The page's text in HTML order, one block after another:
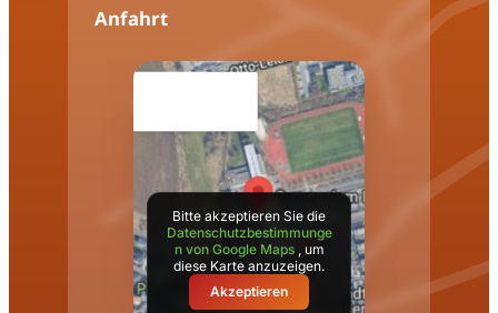
Anfahrt
Bitte akzeptieren Sie die
Datenschutzbestimmunge
n von Google Maps
, um
diese Karte anzuzeigen.
Akzeptieren